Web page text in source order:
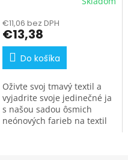
€11,06 bez DPH
€13,38
Do košíka
Oživte svoj tmavý textil a
vyjadrite svoje jedinečné ja
s našou sadou ôsmich
neónových farieb na textil